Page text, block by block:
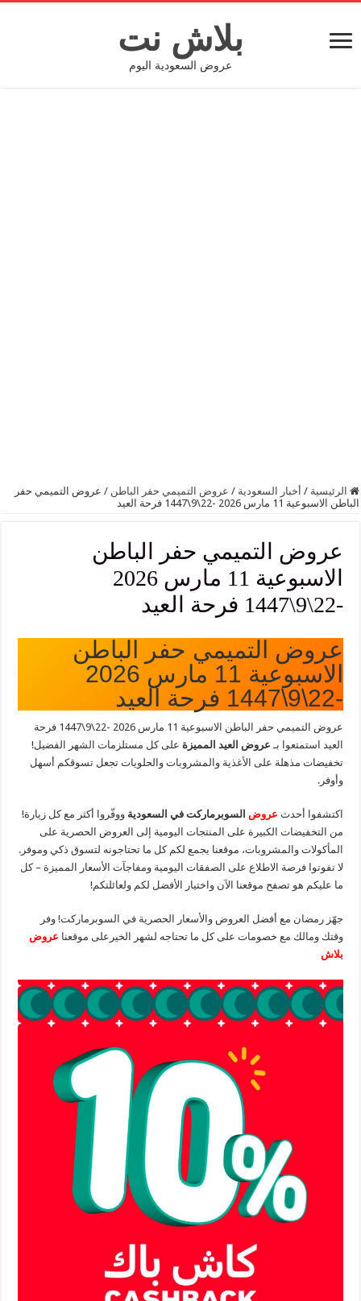
بلاش نت
عروض السعودية اليوم
الرئيسية / أخبار السعودية / عروض التميمي حفر الباطن / عروض التميمي حفر
الباطن الاسبوعية 11 مارس 2026 -22\9\1447 فرحة العيد
عروض التميمي حفر الباطن
الاسبوعية 11 مارس 2026
-22\9\1447 فرحة العيد
عروض التميمي حفر الباطن
الاسبوعية 11 مارس 2026
-22\9\1447 فرحة العيد
عروض التميمي حفر الباطن الاسبوعية 11 مارس 2026 -22\9\1447 فرحة
العيد استمتعوا بـ عروض العيد المميزة على كل مستلزمات الشهر الفضيل!
تخفيضات مذهلة على الأغذية والمشروبات والحلويات تجعل تسوقكم أسهل
وأوفر.
اكتشفوا أحدث عروض السوبرماركت في السعودية ووفّروا أكثر مع كل زيارة!
من التخفيضات الكبيرة على المنتجات اليومية إلى العروض الحصرية على
المأكولات والمشروبات، موقعنا يجمع لكم كل ما تحتاجونه لتسوق ذكي وموفر.
لا تفوتوا فرصة الاطلاع على الصفقات اليومية ومفاجآت الأسعار المميزة – كل
ما عليكم هو تصفح موقعنا الآن واختيار الأفضل لكم ولعائلتكم!
جهّز رمضان مع أفضل العروض والأسعار الحصرية في السوبرماركت! وفر
وقتك ومالك مع خصومات على كل ما تحتاجه لشهر الخيرعلى موقعنا عروض
بلاش